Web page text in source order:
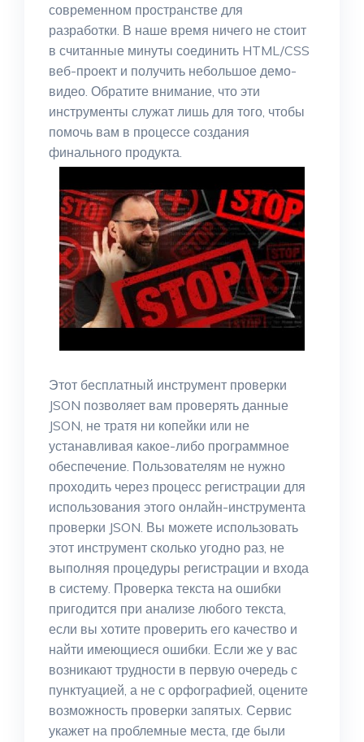
современном пространстве для
разработки. В наше время ничего не стоит
в считанные минуты соединить HTML/CSS
веб-проект и получить небольшое демо-
видео. Обратите внимание, что эти
инструменты служат лишь для того, чтобы
помочь вам в процессе создания
финального продукта.
Этот бесплатный инструмент проверки
JSON позволяет вам проверять данные
JSON, не тратя ни копейки или не
устанавливая какое-либо программное
обеспечение. Пользователям не нужно
проходить через процесс регистрации для
использования этого онлайн-инструмента
проверки JSON. Вы можете использовать
этот инструмент сколько угодно раз, не
выполняя процедуры регистрации и входа
в систему. Проверка текста на ошибки
пригодится при анализе любого текста,
если вы хотите проверить его качество и
найти имеющиеся ошибки. Если же у вас
возникают трудности в первую очередь с
пунктуацией, а не с орфографией, оцените
возможность проверки запятых. Сервис
укажет на проблемные места, где были